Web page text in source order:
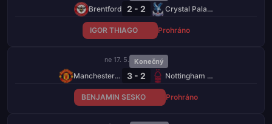
Brentford 2 - 2 Crystal Palace
IGOR THIAGO Prohráno
ne 17. 5. Konečný
Manchester United 3 - 2 Nottingham Forest
BENJAMIN SESKO Prohráno